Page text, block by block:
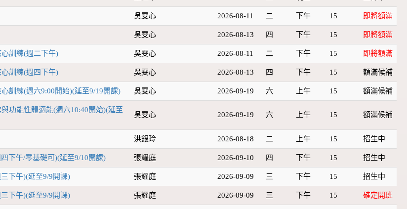
吳雯心 2026-08-11 二 下午 15 即將額滿
吳雯心 2026-08-13 四 下午 15 即將額滿
心訓練(週二下午) 吳雯心 2026-08-11 二 下午 15 即將額滿
心訓練(週四下午) 吳雯心 2026-08-13 四 下午 15 額滿候補
心訓練(週六9:00開始)(延至9/19開課) 吳雯心 2026-09-19 六 上午 15 額滿候補
與功能性體適能(週六10:40開始)(延至
吳雯心 2026-09-19 六 上午 15 額滿候補
洪銀玲 2026-08-18 二 上午 15 招生中
下午/零基礎可)(延至9/10開課) 張耀庭 2026-09-10 四 下午 15 招生中
下午)(延至9/9開課) 張耀庭 2026-09-09 三 下午 15 招生中
下午)(延至9/9開課) 張耀庭 2026-09-09 三 下午 15 確定開班